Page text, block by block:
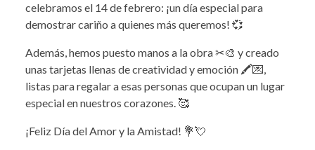
celebramos el 14 de febrero: ¡un día especial para
demostrar cariño a quienes más queremos! 💞
Además, hemos puesto manos a la obra ✂🎨 y creado
unas tarjetas llenas de creatividad y emoción 🖍💌,
listas para regalar a esas personas que ocupan un lugar
especial en nuestros corazones. 🥰
¡Feliz Día del Amor y la Amistad! 💐💘